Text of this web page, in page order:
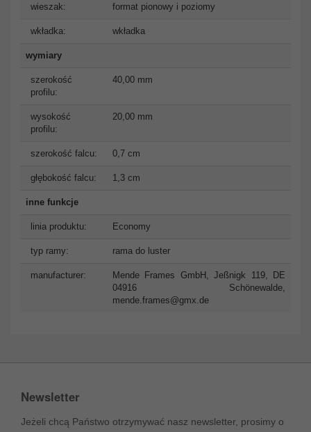
wieszak: format pionowy i poziomy
wkładka: wkładka
wymiary
szerokość
profilu:
40,00 mm
wysokość
profilu:
20,00 mm
szerokość falcu: 0,7 cm
głębokość falcu: 1,3 cm
inne funkcje
linia produktu: Economy
typ ramy: rama do luster
manufacturer:
Mende Frames GmbH, Jeßnigk 119, DE
04916 Schönewalde,
mende.frames@gmx.de
Newsletter
Jeżeli chcą Państwo otrzymywać nasz newsletter, prosimy o